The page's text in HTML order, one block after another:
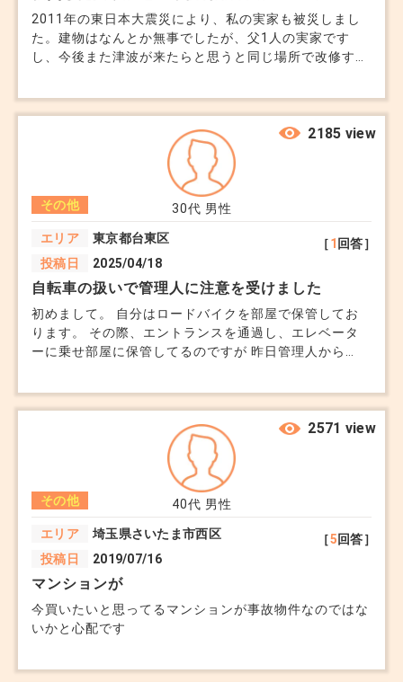
2011年の東日本大震災により、私の実家も被災しまし
た。建物はなんとか無事でしたが、父1人の実家です
し、今後また津波が来たらと思うと同じ場所で改修する
なく10年、、今はまだ父親の名義です。 父ないし私の
どちらかで今後どうするか考えることになりますが、思
い入れのある土地ですので、なかなか動き出せずにいま
のか、相談すべき場所はどこなのか、最近気になってお
ります。
30代 男性
その他
エリア
東京都台東区
投稿日
2025/04/18
［1 回答］
2185 view
自転車の扱いで管理人に注意を受けました
初めまして。 自分はロードバイクを部屋で保管してお
ります。 その際、エントランスを通過し、エレベータ
ーに乗せ部屋に保管してるのですが 昨日管理人から
入るな」と注意を受けました。 靴の裏と、自転車のタ
イヤと何が違うのでしょうか。 壁にこすっている、エ
レベーターに車輪をたてかけるなどをしていたら怒られ
ても納得ですが、 思わず腹が立って管理会社に電話を
かけたところ「担当者には伝えますが、事実かどうかは
判断できかねる」と濁されました。 こういったクレー
ムはどこに伝えるのが望ましいでしょうか。 わたしと
のトラブルではないですが、別の住民の方は 24時間ゴ
ミ出しのマンションに対して、「ゴミの日の前日に出さ
ないと管理が大変だからやめて」などと言われたことも
あったそうです。 前任の方はおだやかなおじいちゃん
と厳しいですし、正直ストレスです。
40代 男性
その他
エリア
埼玉県さいたま市西区
投稿日
2019/07/16
［5回答］
2571 view
マンションが
今買いたいと思ってるマンションが事故物件なのではな
いかと心配です